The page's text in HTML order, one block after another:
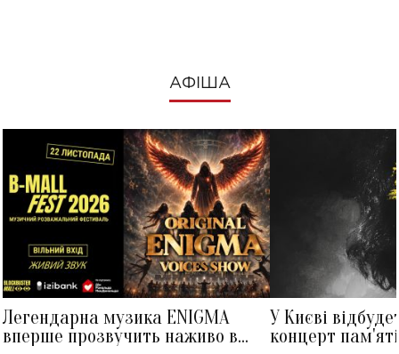
АФІША
Легендарна музика ENIGMA
вперше прозвучить наживо в
У Києві
концерт